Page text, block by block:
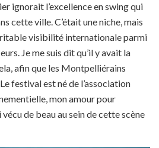
ignorait l’excellence en swing qui
cette ville. C’était une niche, mais
visibilité internationale parmi
Je me suis dit qu’il y avait la
afin que les Montpelliérains
festival est né de l’association
mon amour pour
de beau au sein de cette scène